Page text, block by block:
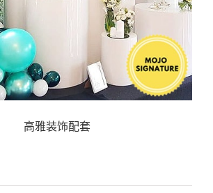
高雅装饰配套